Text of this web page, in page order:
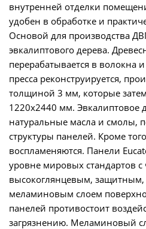
внутренней отделки
удобен в обработке и
Основой для производства
эвкалиптового дерева.
перерабатывается в волокна
пресса реконструируется,
толщиной 3 мм, которые
1220х2440 мм. Эвкалиптовое
натуральные масла и смолы,
структуры панелей. Кроме
воспламеняются. Панели
уровне мировых стандартов
высокоглянцевым,
меламиновым слоем
панелей противостоит
загрязнению. Меламиновый